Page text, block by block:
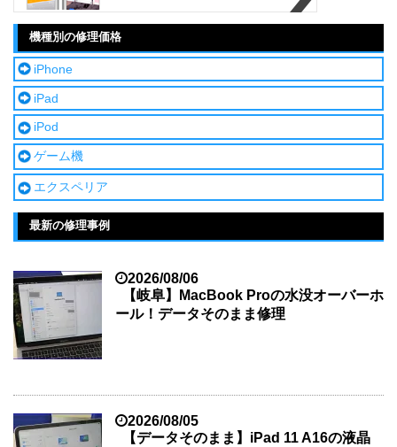
機種別の修理価格
iPhone
iPad
iPod
ゲーム機
エクスペリア
最新の修理事例
2026/08/06
【岐阜】MacBook Proの水没オーバーホ
ール！データそのまま修理
2026/08/05
【データそのまま】iPad 11 A16の液晶